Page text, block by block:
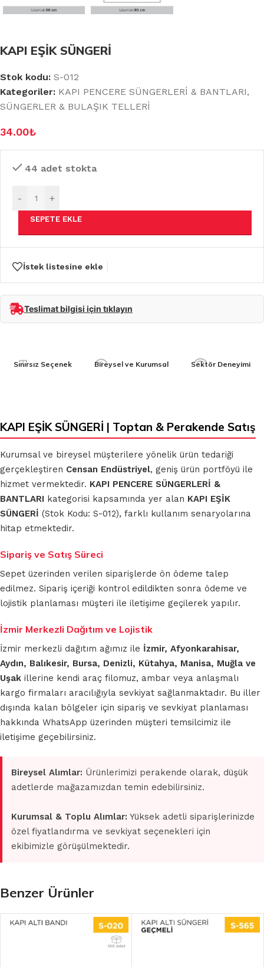
KAPI EŞİK SÜNGERİ
Stok kodu: S-012
Kategoriler: KAPI PENCERE SÜNGERLERİ & BANTLARI,
SÜNGERLER & BULAŞIK TELLERİ
34.00₺
44 adet stokta
- +
SEPETE EKLE
İstek listesine ekle
Teslimat bilgisi için tıklayın
Sınırsız Seçenek Bireysel ve Kurumsal Sektör Deneyimi
KAPI EŞİK SÜNGERİ | Toptan & Perakende Satış
Kurumsal ve bireysel müşterilere yönelik ürün tedariği
gerçekleştiren Censan Endüstriyel, geniş ürün portföyü ile
hizmet vermektedir. KAPI PENCERE SÜNGERLERİ &
BANTLARI kategorisi kapsamında yer alan KAPI EŞİK
SÜNGERİ (Stok Kodu: S-012), farklı kullanım senaryolarına
hitap etmektedir.
Sipariş ve Satış Süreci
Sepet üzerinden verilen siparişlerde ön ödeme talep
edilmez. Sipariş içeriği kontrol edildikten sonra ödeme ve
lojistik planlaması müşteri ile iletişime geçilerek yapılır.
İzmir Merkezli Dağıtım ve Lojistik
İzmir merkezli dağıtım ağımız ile İzmir, Afyonkarahisar,
Aydın, Balıkesir, Bursa, Denizli, Kütahya, Manisa, Muğla ve
Uşak illerine kendi araç filomuz, ambar veya anlaşmalı
kargo firmaları aracılığıyla sevkiyat sağlanmaktadır. Bu iller
dışında kalan bölgeler için sipariş ve sevkiyat planlaması
hakkında WhatsApp üzerinden müşteri temsilcimiz ile
iletişime geçebilirsiniz.
Bireysel Alımlar: Ürünlerimizi perakende olarak, düşük
adetlerde mağazamızdan temin edebilirsiniz.
Kurumsal & Toplu Alımlar: Yüksek adetli siparişlerinizde
özel fiyatlandırma ve sevkiyat seçenekleri için
ekibimizle görüşülmektedir.
Benzer Ürünler